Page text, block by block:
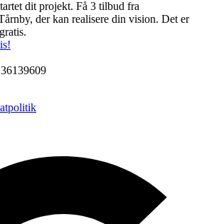
dit projekt. Få 3 tilbud fra
der kan realisere din vision. Det er